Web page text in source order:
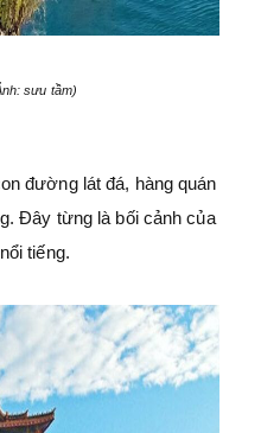
sưu tầm)
đường lát đá, hàng quán
Đây từng là bối cảnh của
tiếng.